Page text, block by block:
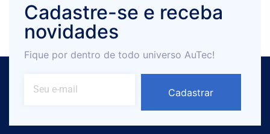
Cadastre-se e receba
novidades
Fique por dentro de todo universo AuTec!
Cadastrar